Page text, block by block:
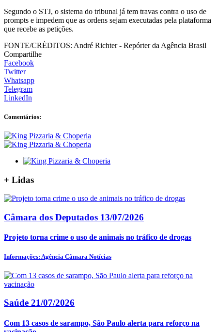
Segundo o STJ, o sistema do tribunal já tem travas contra o uso de
prompts e impedem que as ordens sejam executadas pela plataforma
que recebe as petições.
FONTE/CRÉDITOS: André Richter - Repórter da Agência Brasil
Compartilhe
Facebook
Twitter
Whatsapp
Telegram
LinkedIn
Comentários:
+ Lidas
Câmara dos Deputados 13/07/2026
Projeto torna crime o uso de animais no tráfico de drogas
Informações: Agência Câmara Notícias
Saúde 21/07/2026
Com 13 casos de sarampo, São Paulo alerta para reforço na